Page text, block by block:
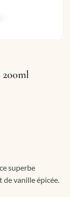
200ml
superbe
de vanille épicée.